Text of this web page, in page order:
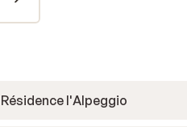
Résidence l'Alpeggio